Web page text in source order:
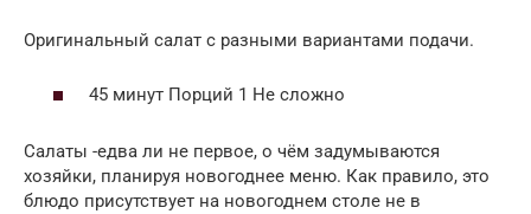
Оригинальный салат с разными вариантами подачи.
45 минут Порций 1 Не сложно
Салаты -едва ли не первое, о чём задумываются
хозяйки, планируя новогоднее меню. Как правило, это
блюдо присутствует на новогоднем столе не в